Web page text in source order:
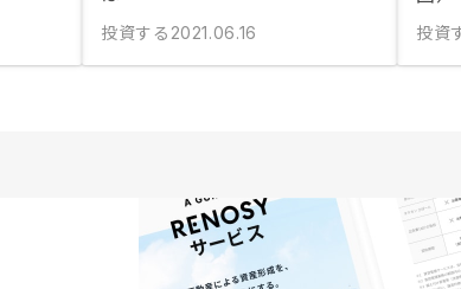
投資する 2021.06.16 投資